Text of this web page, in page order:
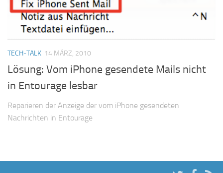
TECH-TALK 14 MÄRZ, 2010
Lösung: Vom iPhone gesendete Mails nicht
in Entourage lesbar
Reparieren der Anzeige der vom iPhone gesendeten
Nachrichten in Entourage